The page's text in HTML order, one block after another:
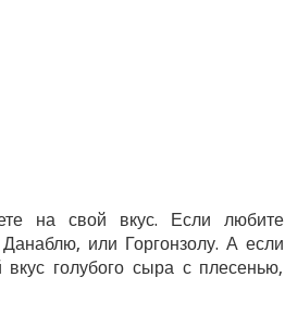
на свой вкус. Если любите
или Горгонзолу. А если
голубого сыра с плесенью,